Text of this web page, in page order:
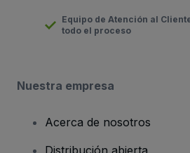
Equipo de Atención al
todo el proceso
Nuestra empresa
Acerca de nosotros
Distribución abierta